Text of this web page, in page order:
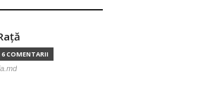
6 COMENTARII